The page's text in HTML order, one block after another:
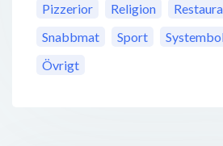
Pizzerior
Religion
Snabbmat
Sport
Övrigt